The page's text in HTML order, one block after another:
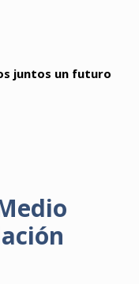
juntos un futuro